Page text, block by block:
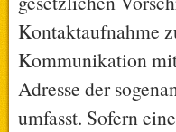
Kontaktaufnahme
Kommunikation
Adresse der
umfasst. Sofern